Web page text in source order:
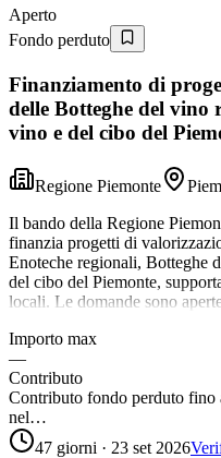
Aperto
Fondo perduto
Finanziamento di
delle Botteghe del vino
vino e del cibo del
Regione Piemonte
Il bando della Regione
finanzia progetti di
Enoteche regionali, Botteghe
del cibo del Piemonte,
locali. Le domande sono
Importo max
—
Contributo
Contributo fondo perduto fino
nel…
47 giorni · 23 set 2026